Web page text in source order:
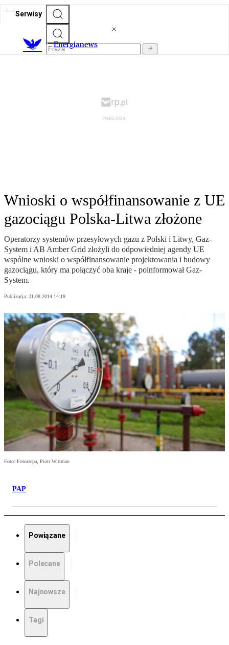
Serwisy
Energianews
Wnioski o współfinansowanie z UE
gazociągu Polska-Litwa złożone
Operatorzy systemów przesyłowych gazu z Polski i Litwy, Gaz-
System i AB Amber Grid złożyli do odpowiedniej agendy UE
wspólne wnioski o współfinansowanie projektowania i budowy
gazociągu, który ma połączyć oba kraje - poinformował Gaz-
System.
Publikacja: 21.08.2014 14:18
Foto: Fotorzepa, Piotr Wittman
PAP
Powiązane
Polecane
Najnowsze
Tagi